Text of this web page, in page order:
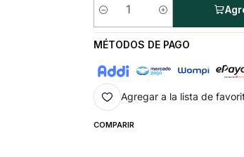
Cantidad
MÉTODOS DE PAGO
Agregar a la lista de
COMPARIR